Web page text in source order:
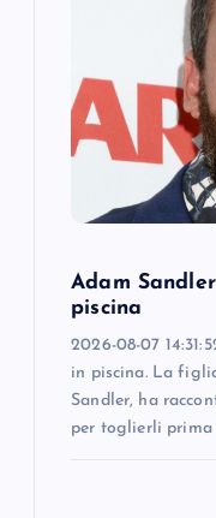
Adam
piscina
2026-08-07
in piscina. La
Sandler, ha
per toglierli prima